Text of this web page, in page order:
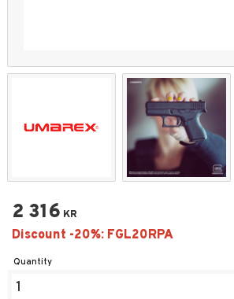
2 316 KR
Quantity